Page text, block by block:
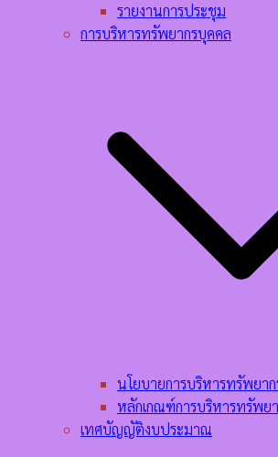
รายงานการประชุม
การบริหารทรัพยากรบุคคล
นโยบายการบริหารทรัพยา
หลักเกณฑ์การบริหารทรัพย
เทศบัญญัติงบประมาณ